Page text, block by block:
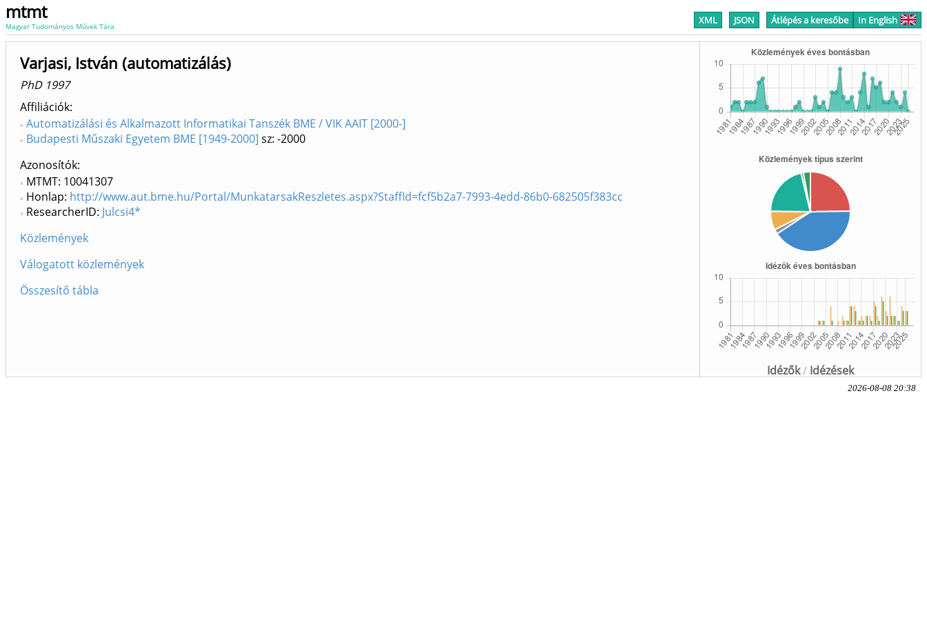
mtmt
Magyar Tudományos Művek Tára XML JSON Átlépés a keresőbe In English
Idézők/ Idézések
Varjasi, István (automatizálás)
PhD 1997
Affiliációk
Automatizálási és Alkalmazott Informatikai Tanszék BME / VIK AAIT [2000-]
Budapesti Műszaki Egyetem BME [1949-2000] sz: -2000
Azonosítók
MTMT: 10041307
Honlap: http://www.aut.bme.hu/Portal/MunkatarsakReszletes.aspx?StaffId=fcf5b2a7-7993-4edd-86b0-682505f383cc
ResearcherID: Julcsi4*
Közlemények
Válogatott közlemények
Összesítő tábla
2026-08-08 20:38